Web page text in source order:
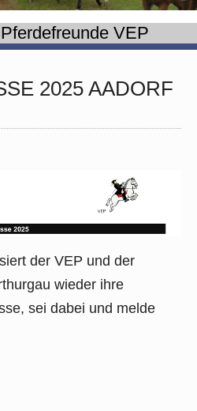
VEP
2025 AADORF
der VEP und der
wieder ihre
sei dabei und melde